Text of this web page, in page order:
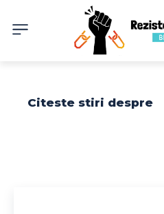
Citeste stiri despre